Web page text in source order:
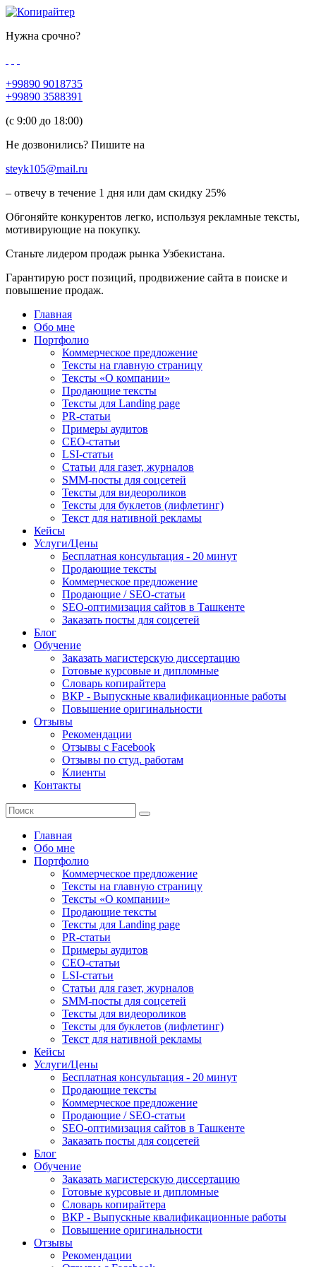
Нужна срочно?
+99890 9018735
+99890 3588391
(c 9:00 до 18:00)
Не дозвонились? Пишите на
steyk105@mail.ru
– отвечу в течение 1 дня или дам скидку 25%
Обгоняйте конкурентов легко, используя рекламные тексты,
мотивирующие на покупку.
Станьте лидером продаж рынка Узбекистана.
Гарантирую рост позиций, продвижение сайта в поиске и
повышение продаж.
Главная
Обо мне
Портфолио
Коммерческое предложение
Тексты на главную страницу
Тексты «О компании»
Продающие тексты
Тексты для Landing page
PR-статьи
Примеры аудитов
СЕО-статьи
LSI-статьи
Статьи для газет, журналов
SMM-посты для соцсетей
Тексты для видеороликов
Тексты для буклетов (лифлетинг)
Текст для нативной рекламы
Кейсы
Услуги/Цены
Бесплатная консультация - 20 минут
Продающие тексты
Коммерческое предложение
Продающие / SEO-статьи
SEO-оптимизация сайтов в Ташкенте
Заказать посты для соцсетей
Блог
Обучение
Заказать магистерскую диссертацию
Готовые курсовые и дипломные
Словарь копирайтера
ВКР - Выпускные квалификационные работы
Повышение оригинальности
Отзывы
Рекомендации
Отзывы с Facebook
Отзывы по студ. работам
Клиенты
Контакты
Главная
Обо мне
Портфолио
Коммерческое предложение
Тексты на главную страницу
Тексты «О компании»
Продающие тексты
Тексты для Landing page
PR-статьи
Примеры аудитов
СЕО-статьи
LSI-статьи
Статьи для газет, журналов
SMM-посты для соцсетей
Тексты для видеороликов
Тексты для буклетов (лифлетинг)
Текст для нативной рекламы
Кейсы
Услуги/Цены
Бесплатная консультация - 20 минут
Продающие тексты
Коммерческое предложение
Продающие / SEO-статьи
SEO-оптимизация сайтов в Ташкенте
Заказать посты для соцсетей
Блог
Обучение
Заказать магистерскую диссертацию
Готовые курсовые и дипломные
Словарь копирайтера
ВКР - Выпускные квалификационные работы
Повышение оригинальности
Отзывы
Рекомендации